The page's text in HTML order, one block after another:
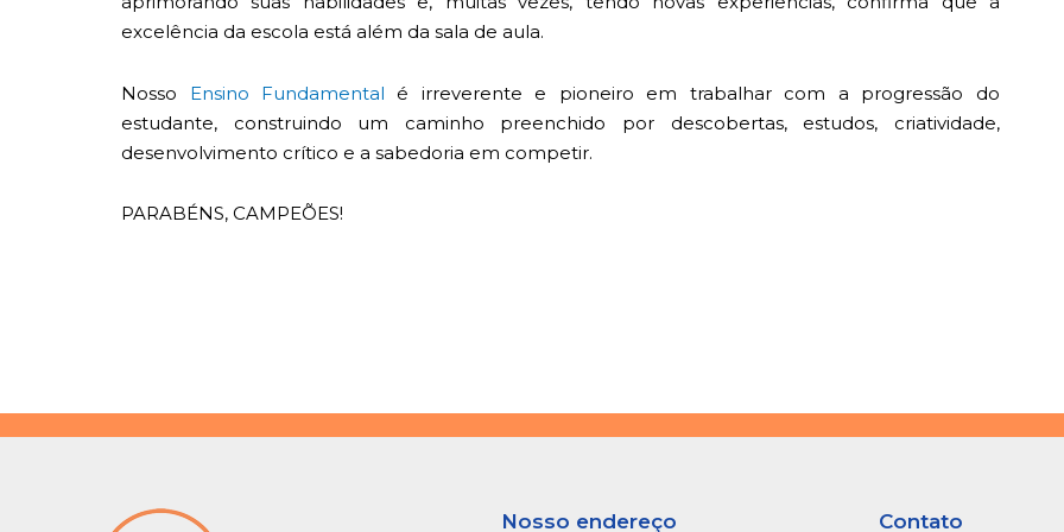
excelência da escola está além da sala de aula.
Nosso Ensino Fundamental é irreverente e pioneiro em trabalhar com a progressão do
estudante, construindo um caminho preenchido por descobertas, estudos, criatividade,
desenvolvimento crítico e a sabedoria em competir.
PARABÉNS, CAMPEÕES!
Nosso endereço Contato